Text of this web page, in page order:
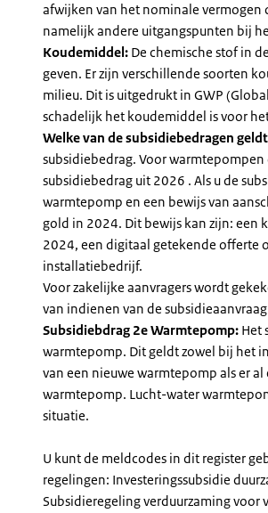
afwijken van het nominale
namelijk andere uitgangspunten bij
Koudemiddel: De chemische stof in
geven. Er zijn verschillende soorten
milieu. Dit is uitgedrukt in GWP
schadelijk het koudemiddel is voor
Welke van de subsidiebedragen
subsidiebedrag. Voor
subsidiebedrag uit 2026 . Als u de
warmtepomp en een bewijs van
gold in 2024. Dit bewijs kan zijn: een
2024, een digitaal getekende offerte
installatiebedrijf.
Voor zakelijke aanvragers wordt
van indienen van de
Subsidiebdrag 2e Warmtepomp: Het
warmtepomp. Dit geldt zowel bij het
van een nieuwe warmtepomp als er
warmtepomp. Lucht-water
situatie.
U kunt de meldcodes in dit register
regelingen: Investeringssubsidie
Subsidieregeling verduurzaming voor